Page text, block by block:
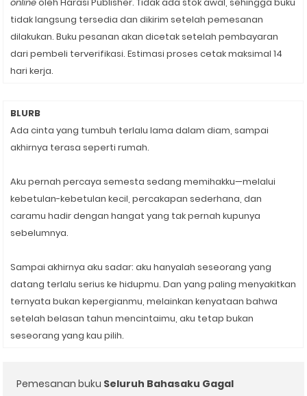
tidak langsung tersedia dan dikirim setelah pemesanan
dilakukan. Buku pesanan akan dicetak setelah pembayaran
dari pembeli terverifikasi. Estimasi proses cetak maksimal 14
hari kerja.
BLURB
Ada cinta yang tumbuh terlalu lama dalam diam, sampai
akhirnya terasa seperti rumah.
Aku pernah percaya semesta sedang memihakku—melalui
kebetulan-kebetulan kecil, percakapan sederhana, dan
caramu hadir dengan hangat yang tak pernah kupunya
sebelumnya.
Sampai akhirnya aku sadar: aku hanyalah seseorang yang
datang terlalu serius ke hidupmu. Dan yang paling menyakitkan
ternyata bukan kepergianmu, melainkan kenyataan bahwa
setelah belasan tahun mencintaimu, aku tetap bukan
seseorang yang kau pilih.
Pemesanan buku Seluruh Bahasaku Gagal